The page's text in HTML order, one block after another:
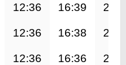
12:36 16:39
12:36 16:38
12:36 16:36